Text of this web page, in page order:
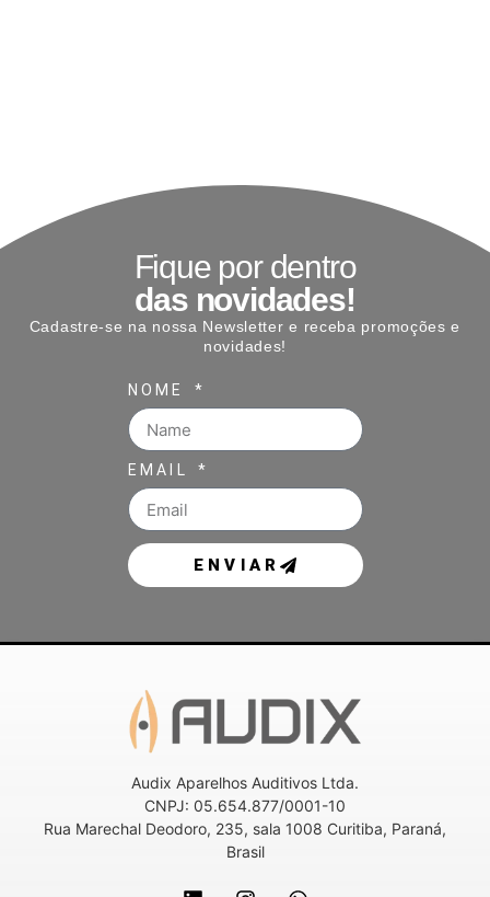
Fique por dentro
das novidades!
Cadastre-se na nossa Newsletter e receba promoções e
novidades!
NOME
EMAIL
ENVIAR
Audix Aparelhos Auditivos Ltda.
CNPJ: 05.654.877/0001-10
Rua Marechal Deodoro, 235, sala 1008 Curitiba, Paraná,
Brasil